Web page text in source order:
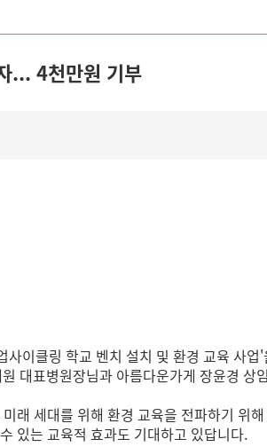
... 4천만원 기부
이클링 학교 벤치 설치 및 환경 교육 사
대표병원장님과 아름다운가게 장윤경 상
래 세대를 위해 환경 교육을 전파하기 위
있는 교육적 효과도 기대하고 있답니다.